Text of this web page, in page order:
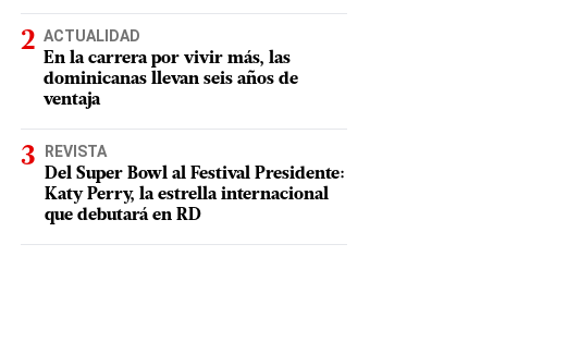
ACTUALIDAD
En la carrera por vivir más, las
dominicanas llevan seis años de
ventaja
REVISTA
Del Super Bowl al Festival Presidente:
Katy Perry, la estrella internacional
que debutará en RD